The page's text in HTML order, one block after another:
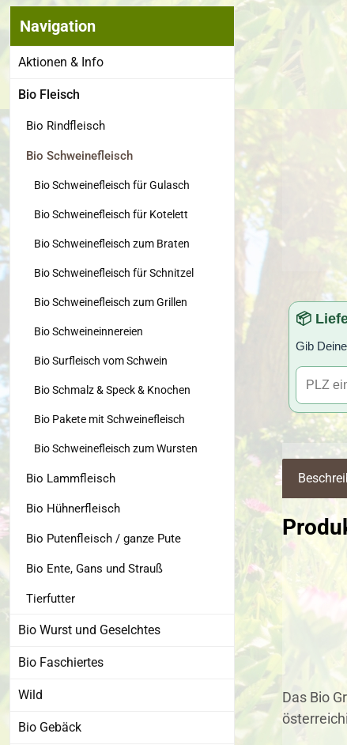
Navigation
Aktionen & Info
Bio Fleisch
Bio Rindfleisch
Bio Schweinefleisch
Bio Schweinefleisch für Gulasch
Bio Schweinefleisch für Kotelett
Bio Schweinefleisch zum Braten
Bio Schweinefleisch für Schnitzel
Bio Schweinefleisch zum Grillen
Bio Schweineinnereien
Bio Surfleisch vom Schwein
Bio Schmalz & Speck & Knochen
Bio Pakete mit Schweinefleisch
Bio Schweinefleisch zum Wursten
Bio Lammfleisch
Bio Hühnerfleisch
Bio Putenfleisch / ganze Pute
Bio Ente, Gans und Strauß
Tierfutter
Bio Wurst und Geselchtes
Bio Faschiertes
Wild
Bio Gebäck
📦
Gib
Das Bio